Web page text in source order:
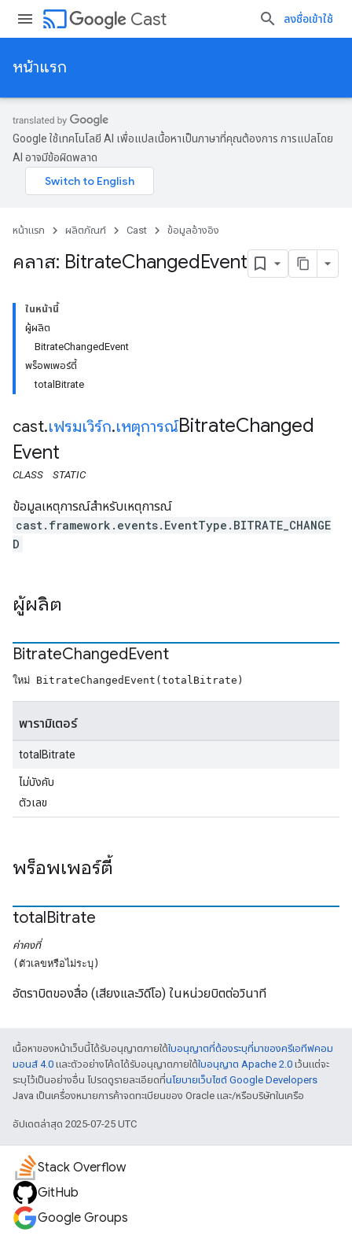
cast Cast ลงชื่อเข้าใช้
หน้าแรก
Google ใช้เทคโนโลยี AI เพื่อแปลเนื้อหาเป็นภาษาที่คุณต้องการ การแปลโดย
AI อาจมีข้อผิดพลาด
หน้าแรก ผลิตภัณฑ์ Cast ข้อมูลอ้างอิง
คลาส: BitrateChangedEvent
ในหน้านี้
ผู้ผลิต
BitrateChangedEvent
พร็อพเพอร์ตี้
totalBitrate
cast.เฟรมเวิร์ก.เหตุการณ์BitrateChanged
Event
CLASS STATIC
ข้อมูลเหตุการณ์สำหรับเหตุการณ์
cast.framework.events.EventType.BITRATE_CHANGE
D
ผู้ผลิต
BitrateChangedEvent
ใหม่ BitrateChangedEvent(totalBitrate)
พารามิเตอร์
totalBitrate
ไม่บังคับ
ตัวเลข
พร็อพเพอร์ตี้
totalBitrate
ค่าคงที่
(ตัวเลขหรือไม่ระบุ)
อัตราบิตของสื่อ (เสียงและวิดีโอ) ในหน่วยบิตต่อวินาที
เนื้อหาของหน้าเว็บนี้ได้รับอนุญาตภายใต้ใบอนุญาตที่ต้องระบุที่มาของครีเอทีฟคอม
มอนส์ 4.0 และตัวอย่างโค้ดได้รับอนุญาตภายใต้ใบอนุญาต Apache 2.0 เว้นแต่จะ
ระบุไว้เป็นอย่างอื่น โปรดดูรายละเอียดที่นโยบายเว็บไซต์ Google Developers
Java เป็นเครื่องหมายการค้าจดทะเบียนของ Oracle และ/หรือบริษัทในเครือ
อัปเดตล่าสุด 2025-07-25 UTC
Stack Overflow
GitHub
Google Groups